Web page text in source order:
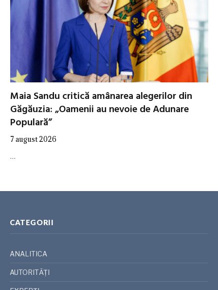
Maia Sandu critică amânarea alegerilor din
Găgăuzia: „Oamenii au nevoie de Adunare
Populară”
7 august 2026
…
CATEGORII
ANALITICA
AUTORITĂȚI